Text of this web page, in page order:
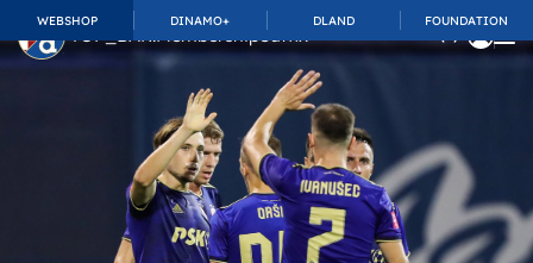
WEBSHOP DINAMO+ DLAND FOUNDATION
TOP_BAR.MembershipSuffix